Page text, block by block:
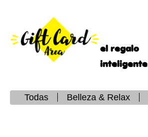
el regalo
inteligente
Todas Belleza & Relax